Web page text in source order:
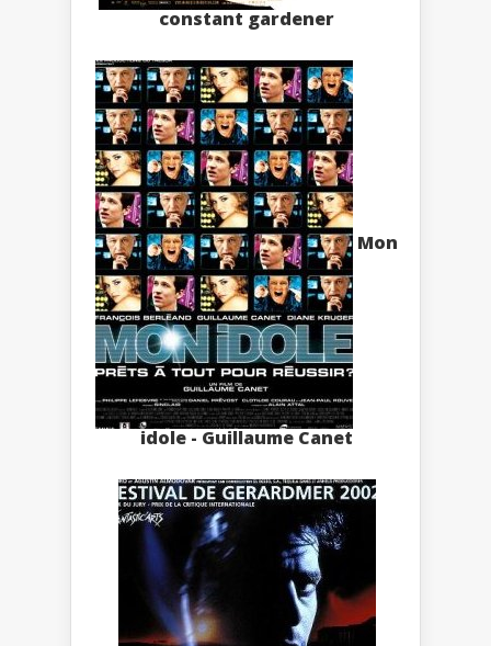
constant gardener
Mon
idole - Guillaume Canet